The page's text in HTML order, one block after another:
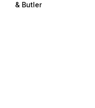
& Butler